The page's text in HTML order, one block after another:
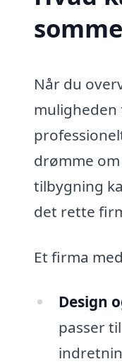
Når du
muligheden
drømme
tilbygning
det rette
Et firma
Design
passer